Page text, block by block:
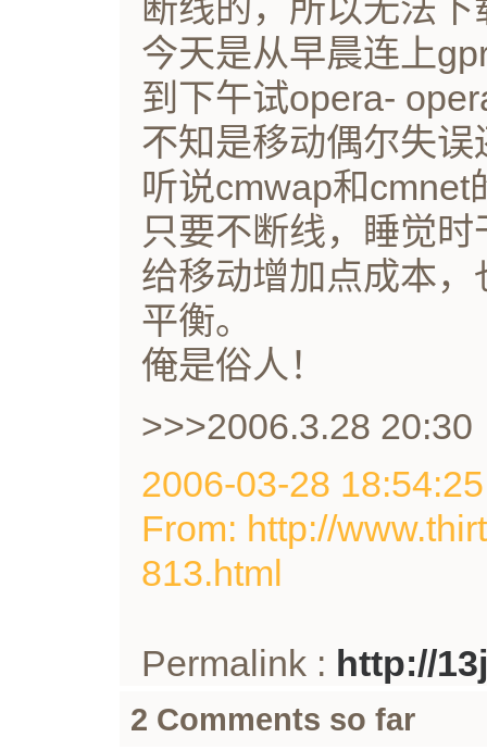
断线的，所以无法
今天是从早晨连上
到下午试opera-
不知是移动偶尔失
听说cmwap和cmnet
只要不断线，睡觉
给移动增加点成本
平衡。
俺是俗人！
>>>2006.3.28 20:30
2006-03-28
From: http://
813.html
Permalink : http://
2 Comments so far